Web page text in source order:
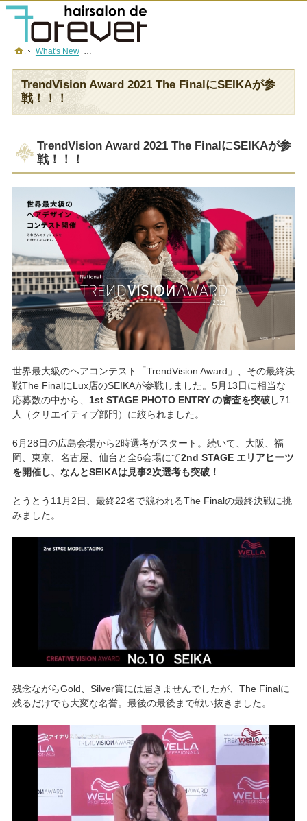
TrendVision Award 2021 The FinalにSEIKAが参
戦！！！
TrendVision Award 2021 The FinalにSEIKAが参
戦！！！
世界最大級のヘアコンテスト「TrendVision Award」、その最終決
戦The FinalにLux店のSEIKAが参戦しました。5月13日に相当な
応募数の中から、 1st STAGE PHOTO ENTRY の審査を突破し71
人（クリエイティブ部門）に絞られました。
6月28日の広島会場から2時選考がスタート。続いて、大阪、福
岡、東京、名古屋、仙台と全6会場にて2nd STAGE エリアヒーツ
を開催し、なんとSEIKAは見事2次選考も突破！
とうとう11月2日、最終22名で競われるThe Finalの最終決戦に挑
みました。
残念ながらGold、Silver賞には届きませんでしたが、The Finalに
残るだけでも大変な名誉。最後の最後まで戦い抜きました。
フォーエバーについて
メニュー＆金額
店舗一覧
採用情報
ホーム
What's New